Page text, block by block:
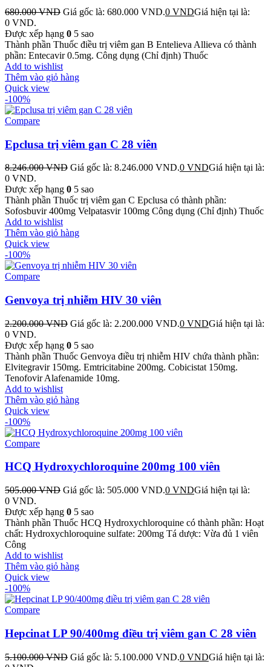
680.000VND Giá gốc là: 680.000 VND.0 VNDGiá hiện tại là:
0 VND.
Được xếp hạng 0 5 sao
Thành phần Thuốc điều trị viêm gan B Entelieva Allieva có thành
phần: Entecavir 0.5mg. Công dụng (Chỉ định) Thuốc
Add to wishlist
Thêm vào giỏ hàng
Quick view
-100%
Compare
Epclusa trị viêm gan C 28 viên
8.246.000VND Giá gốc là: 8.246.000 VND.0 VNDGiá hiện tại là:
0 VND.
Được xếp hạng 0 5 sao
Thành phần Thuốc trị viêm gan C Epclusa có thành phần:
Sofosbuvir 400mg Velpatasvir 100mg Công dụng (Chỉ định) Thuốc
Add to wishlist
Thêm vào giỏ hàng
Quick view
-100%
Compare
Genvoya trị nhiễm HIV 30 viên
2.200.000VND Giá gốc là: 2.200.000 VND.0 VNDGiá hiện tại là:
0 VND.
Được xếp hạng 0 5 sao
Thành phần Thuốc Genvoya điều trị nhiễm HIV chứa thành phần:
Elvitegravir 150mg. Emtricitabine 200mg. Cobicistat 150mg.
Tenofovir Alafenamide 10mg.
Add to wishlist
Thêm vào giỏ hàng
Quick view
-100%
Compare
HCQ Hydroxychloroquine 200mg 100 viên
505.000VND Giá gốc là: 505.000 VND.0 VNDGiá hiện tại là:
0 VND.
Được xếp hạng 0 5 sao
Thành phần Thuốc HCQ Hydroxychloroquine có thành phần: Hoạt
chất: Hydroxychloroquine sulfate: 200mg Tá dược: Vừa đủ 1 viên
Công
Add to wishlist
Thêm vào giỏ hàng
Quick view
-100%
Compare
Hepcinat LP 90/400mg điều trị viêm gan C 28 viên
5.100.000VND Giá gốc là: 5.100.000 VND.0 VNDGiá hiện tại là: